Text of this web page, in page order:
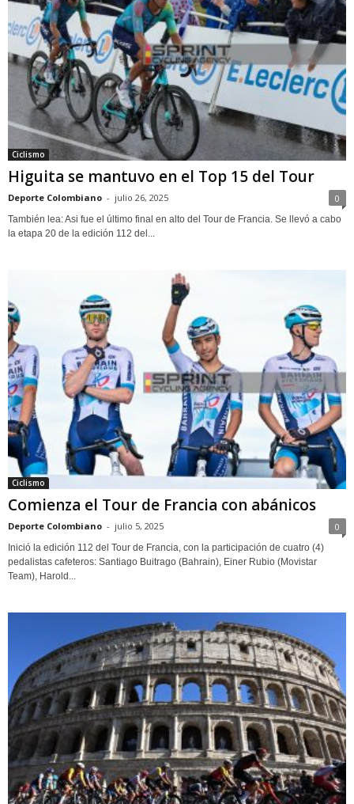
Ciclismo
Higuita se mantuvo en el Top 15 del Tour
Deporte Colombiano - julio 26, 2025 0
También lea: Asi fue el último final en alto del Tour de Francia. Se llevó a cabo
la etapa 20 de la edición 112 del...
Ciclismo
Comienza el Tour de Francia con abánicos
Deporte Colombiano - julio 5, 2025 0
Inició la edición 112 del Tour de Francia, con la participación de cuatro (4)
pedalistas cafeteros: Santiago Buitrago (Bahrain), Einer Rubio (Movistar
Team), Harold...